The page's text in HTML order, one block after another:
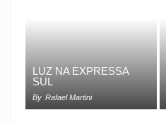
LUZ NA EXPRESSA
SUL
By Rafael Martini